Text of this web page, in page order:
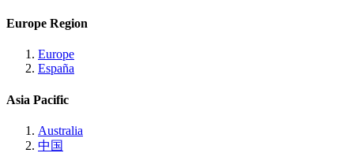
Europe Region
Europe
España
Asia Pacific
Australia
中国